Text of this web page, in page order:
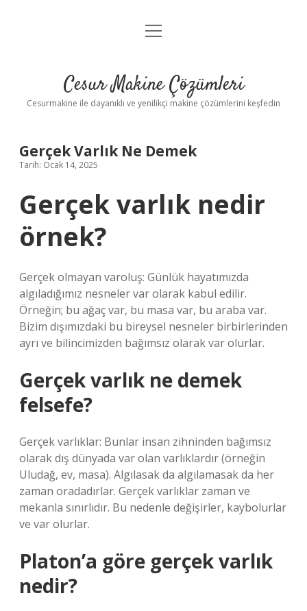
Anasayfa
Yasal Uyarı
menüyü
Cesur Makine Çözümleri
Cesurmakine ile dayanıklı ve yenilikçi makine çözümlerini keşfedin
Gerçek Varlık Ne Demek
Tarih: Ocak 14, 2025
Gerçek varlık nedir
örnek?
Gerçek olmayan varoluş: Günlük hayatımızda
algıladığımız nesneler var olarak kabul edilir.
Örneğin; bu ağaç var, bu masa var, bu araba var.
Bizim dışımızdaki bu bireysel nesneler birbirlerinden
ayrı ve bilincimizden bağımsız olarak var olurlar.
Gerçek varlık ne demek
felsefe?
Gerçek varlıklar: Bunlar insan zihninden bağımsız
olarak dış dünyada var olan varlıklardır (örneğin
Uludağ, ev, masa). Algılasak da algılamasak da her
zaman oradadırlar. Gerçek varlıklar zaman ve
mekanla sınırlıdır. Bu nedenle değişirler, kaybolurlar
ve var olurlar.
Platon’a göre gerçek varlık
nedir?